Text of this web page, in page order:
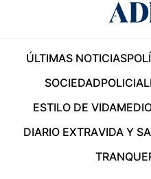
ÚLTIMAS NOTICIAS
SOCIEDAD
ESTILO DE VIDA
DIARIO EXTRAVIDA Y